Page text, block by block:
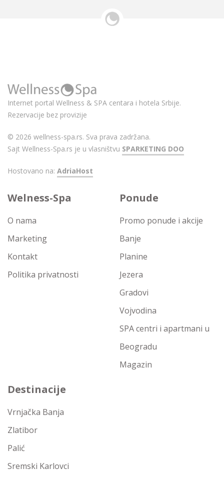
Internet portal Wellness & SPA centara i hotela Srbije.
Rezervacije bez provizije
© 2026 wellness-spa.rs. Sva prava zadržana.
Sajt Wellness-Spa.rs je u vlasništvu SPARKETING DOO
Hostovano na: AdriaHost
Welness-Spa
O nama
Marketing
Kontakt
Politika privatnosti
Ponude
Promo ponude i akcije
Banje
Planine
Jezera
Gradovi
Vojvodina
SPA centri i apartmani u
Beogradu
Magazin
Destinacije
Vrnjačka Banja
Zlatibor
Palić
Sremski Karlovci